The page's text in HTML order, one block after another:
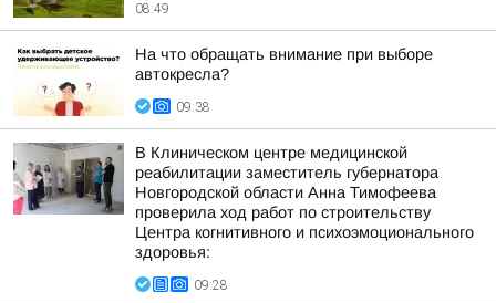
08:49
На что обращать внимание при выборе
автокресла?
09:38
В Клиническом центре медицинской
реабилитации заместитель губернатора
Новгородской области Анна Тимофеева
проверила ход работ по строительству
Центра когнитивного и психоэмоционального
здоровья:
09:28